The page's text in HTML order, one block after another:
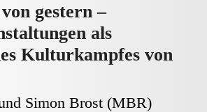
gestern –
als
Kulturkampfes von
Simon Brost (MBR)